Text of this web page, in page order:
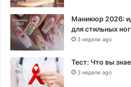
Маникюр 2026:
для стильных
3 недели ago
Тест: Что вы
3 недели ago